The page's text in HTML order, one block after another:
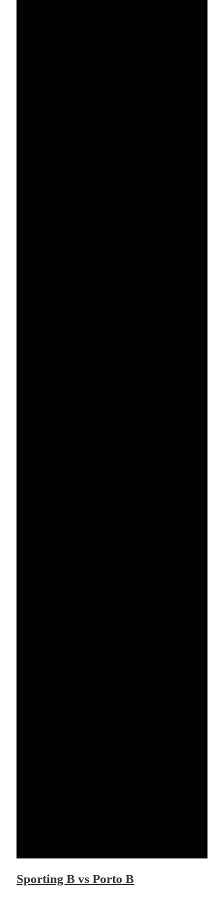
Sporting B vs Porto B